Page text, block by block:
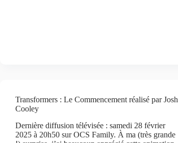
Transformers : Le Commencement réalisé par Josh
Cooley
Dernière diffusion télévisée : samedi 28 février
2025 à 20h50 sur OCS Family. À ma (très grande